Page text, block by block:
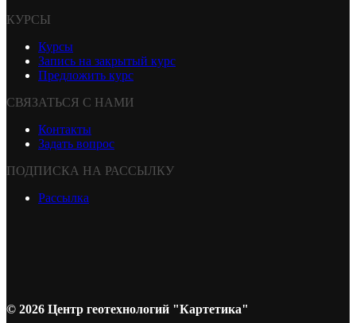
КУРСЫ
Курсы
Запись на закрытый курс
Предложить курс
СВЯЗАТЬСЯ С НАМИ
Контакты
Задать вопрос
ПОДПИСКА НА РАССЫЛКУ
Рассылка
© 2026 Центр геотехнологий "Картетика"